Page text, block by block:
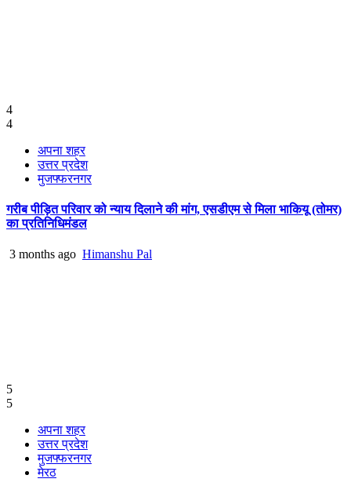
4
4
अपना शहर
उत्तर प्रदेश
मुजफ्फरनगर
गरीब पीड़ित परिवार को न्याय दिलाने की मांग, एसडीएम से मिला भाकियू (तोमर)
का प्रतिनिधिमंडल
3 months ago Himanshu Pal
5
5
अपना शहर
उत्तर प्रदेश
मुजफ्फरनगर
मेरठ